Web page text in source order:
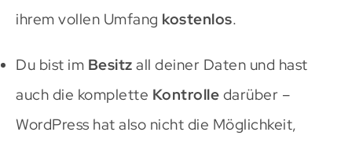
ihrem vollen Umfang kostenlos.
Du bist im Besitz all deiner Daten und hast
auch die komplette Kontrolle darüber –
WordPress hat also nicht die Möglichkeit,